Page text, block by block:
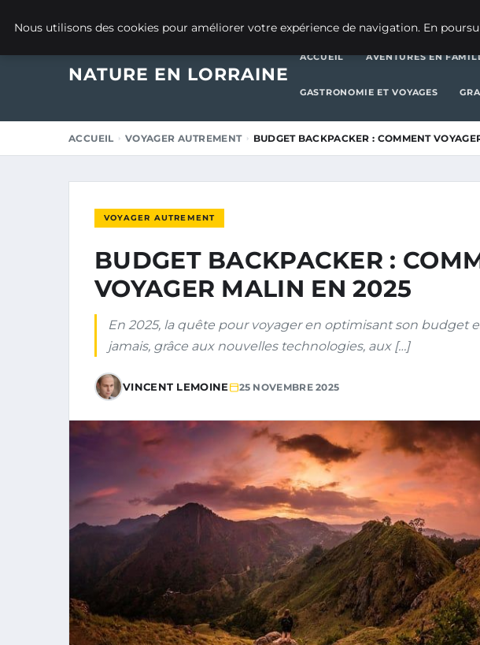
NATURE EN LORRAINE
ACCUEIL AVENTURES EN
GASTRONOMIE ET VOYAGES
ACCUEIL VOYAGER AUTREMENT BUDGET BACKPACKER : COMMENT
VOYAGER AUTREMENT
BUDGET BACKPACKER :
VOYAGER MALIN EN 2025
En 2025, la quête pour voyager en optimisant son budget
jamais, grâce aux nouvelles technologies, aux […]
VINCENT LEMOINE 25 NOVEMBRE 2025
Nous utilisons des cookies pour améliorer votre expérience de navigation. En